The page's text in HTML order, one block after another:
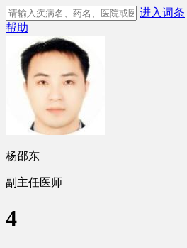
进入词条
帮助
杨邵东
副主任医师
4